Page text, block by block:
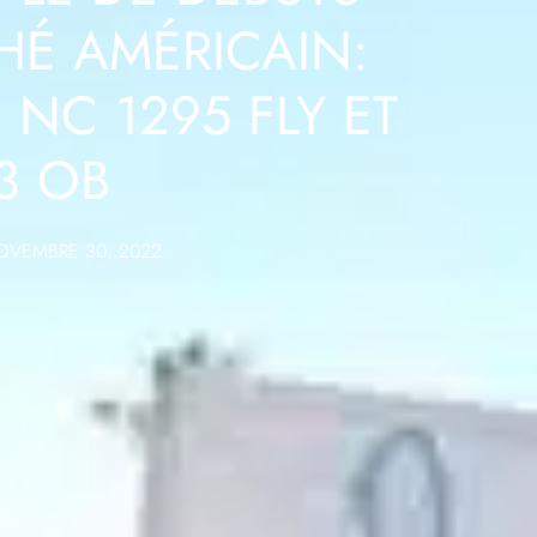
AMÉRICAIN:
1295 FLY ET
OB
30, 2022